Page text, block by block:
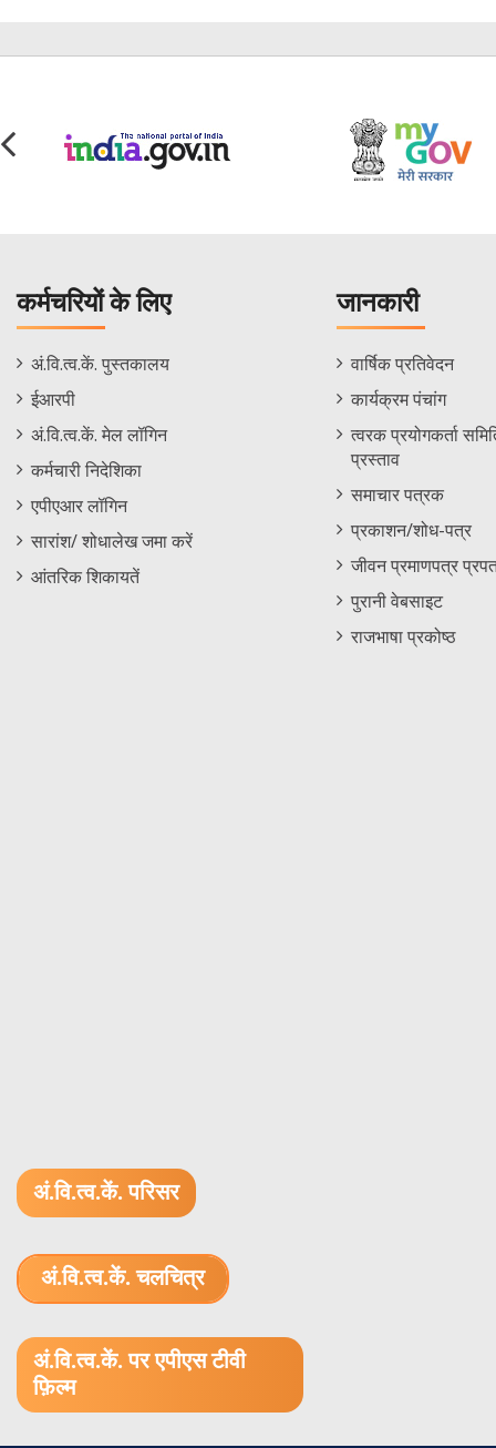
कर्मचरियों के लिए
Staff
Footer
Menu
अं.वि.त्व.कें. पुस्तकालय
ईआरपी
अं.वि.त्व.कें. मेल लॉगिन
कर्मचारी निदेशिका
एपीएआर लॉगिन
सारांश/ शोधालेख जमा करें
आंतरिक शिकायतें
जानकारी
Informations
Menu
वार्षिक प्रतिवेदन
कार्यक्रम पंचांग
त्वरक प्रयोगकर्ता
प्रस्ताव
समाचार पत्रक
प्रकाशन/शोध-पत्र
जीवन प्रमाणपत्र
पुरानी वेबसाइट
राजभाषा प्रकोष्ठ
अं.वि.त्व.कें. परिसर
अं.वि.त्व.कें. चलचित्र
अं.वि.त्व.कें. पर एपीएस टीवी
फ़िल्म